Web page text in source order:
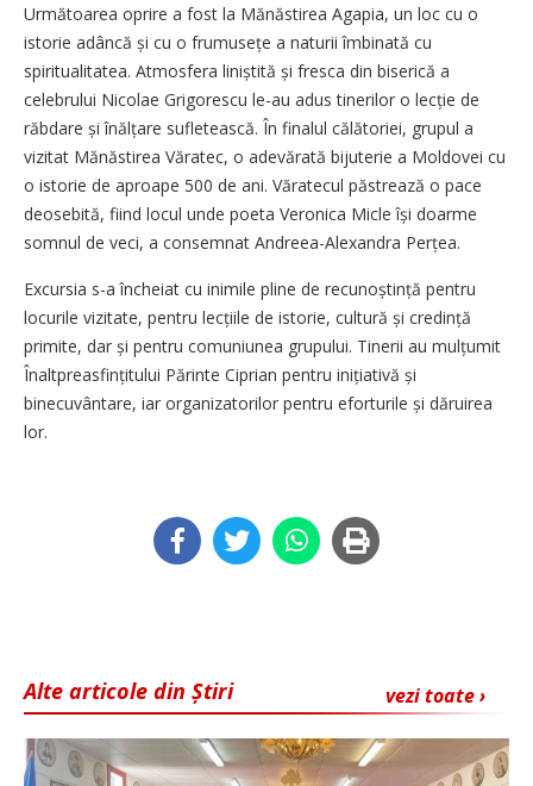
Următoarea oprire a fost la Mănăstirea Agapia, un loc cu o
istorie adâncă și cu o frumusețe a naturii îmbinată cu
spiritualitatea. Atmosfera liniștită și fresca din biserică a
celebrului Nicolae Grigorescu le-au adus tinerilor o lecție de
răbdare și înălțare sufletească. În finalul călătoriei, grupul a
vizitat Mănăstirea Văratec, o adevărată bijuterie a Moldovei cu
o istorie de aproape 500 de ani. Văratecul păstrează o pace
deosebită, fiind locul unde poeta Veronica Micle își doarme
somnul de veci, a consemnat Andreea-Alexandra Perțea.
Excursia s-a încheiat cu inimile pline de recunoștință pentru
locurile vizitate, pentru lecțiile de istorie, cultură și credință
primite, dar și pentru comuniunea grupului. Tinerii au mulțumit
Înaltpreasfin­țitului Părinte Ciprian pentru inițiativă și
binecuvântare, iar organizatorilor pentru eforturile și dăruirea
lor.
vezi toate ›
Alte articole din Știri